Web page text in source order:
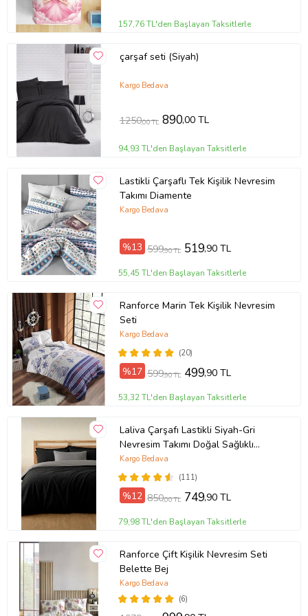
157,76 TL'den Başlayan Taksitlerle
çarşaf seti (Siyah)
Kargo Bedava
1250,00 TL 890,00 TL
94,93 TL'den Başlayan Taksitlerle
Lastikli Çarşaflı Tek Kişilik Nevresim
Takımı Diamente
Kargo Bedava
%13 599,90 TL 519,90 TL
55,45 TL'den Başlayan Taksitlerle
Ranforce Marin Tek Kişilik Nevresim
Seti
(20)
Kargo Bedava
%17 599,90 TL 499,90 TL
53,32 TL'den Başlayan Taksitlerle
Laliva Çarşafı Lastikli Siyah-Gri
Nevresim Takımı Doğal Sağlıklı
Pamuk Çift Kişilik Ranforce
(111)
Kargo Bedava
%12 850,00 TL 749,90 TL
79,98 TL'den Başlayan Taksitlerle
Ranforce Çift Kişilik Nevresim Seti
Belette Bej
(6)
Kargo Bedava